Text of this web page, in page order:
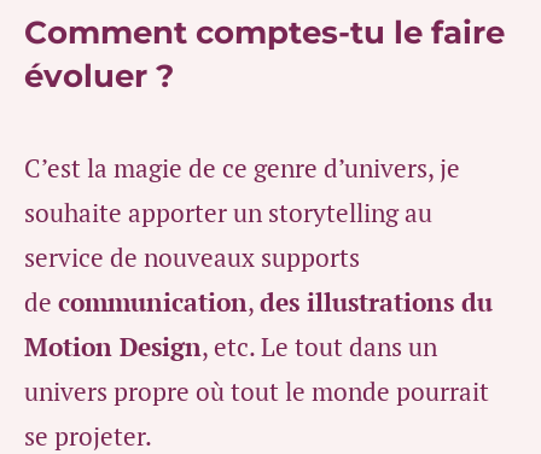
Comment comptes-tu le faire
évoluer ?
C’est la magie de ce genre d’univers, je
souhaite apporter un storytelling au
service de nouveaux supports
de communication,des illustrations du
Motion Design, etc. Le tout dans un
univers propre où tout le monde pourrait
se projeter.